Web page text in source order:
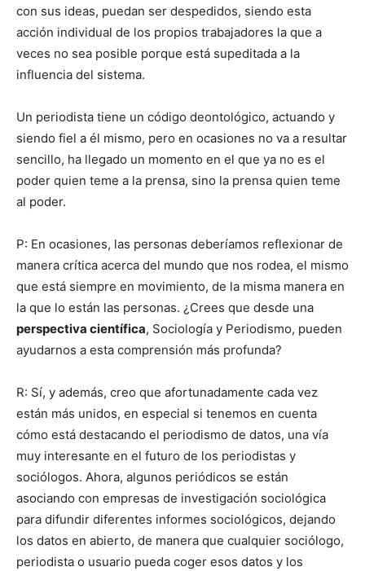
con sus ideas, puedan ser despedidos, siendo esta
acción individual de los propios trabajadores la que a
veces no sea posible porque está supeditada a la
influencia del sistema.
Un periodista tiene un código deontológico, actuando y
siendo fiel a él mismo, pero en ocasiones no va a resultar
sencillo, ha llegado un momento en el que ya no es el
poder quien teme a la prensa, sino la prensa quien teme
al poder.
P: En ocasiones, las personas deberíamos reflexionar de
manera crítica acerca del mundo que nos rodea, el mismo
que está siempre en movimiento, de la misma manera en
la que lo están las personas. ¿Crees que desde una
perspectiva científica, Sociología y Periodismo, pueden
ayudarnos a esta comprensión más profunda?
R: Sí, y además, creo que afortunadamente cada vez
están más unidos, en especial si tenemos en cuenta
cómo está destacando el periodismo de datos, una vía
muy interesante en el futuro de los periodistas y
sociólogos. Ahora, algunos periódicos se están
asociando con empresas de investigación sociológica
para difundir diferentes informes sociológicos, dejando
los datos en abierto, de manera que cualquier sociólogo,
periodista o usuario pueda coger esos datos y los